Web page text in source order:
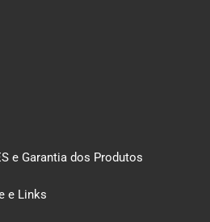
e Garantia dos Produtos
e Links